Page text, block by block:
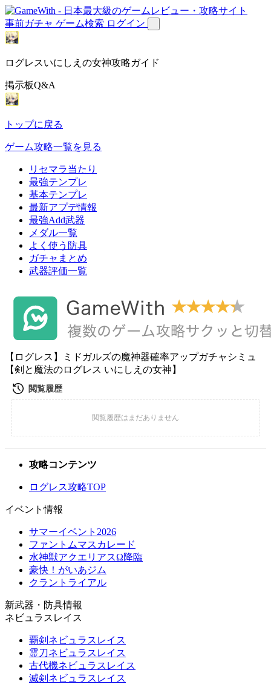
事前ガチャ ゲーム検索 ログイン
ログレスいにしえの女神攻略ガイド
掲示板Q&A
トップに戻る
ゲーム攻略一覧を見る
リセマラ当たり
最強テンプレ
基本テンプレ
最新アプデ情報
最強Add武器
メダル一覧
よく使う防具
ガチャまとめ
武器評価一覧
【ログレス】ミドガルズの魔神器確率アップガチャシミュ
【剣と魔法のログレス いにしえの女神】
攻略コンテンツ
ログレス攻略TOP
イベント情報
サマーイベント2026
ファントムマスカレード
水神獣アクエリアスΩ降臨
豪快！がいあジム
クラントライアル
新武器・防具情報
ネビュラスレイス
覇剣ネビュラスレイス
霊刀ネビュラスレイス
古代機ネビュラスレイス
滅剣ネビュラスレイス